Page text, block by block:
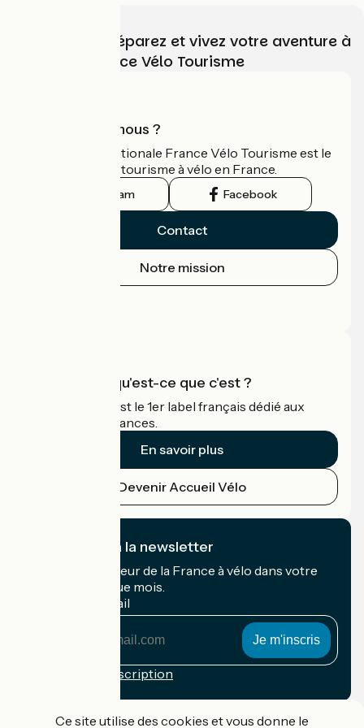
Choisissez, préparez et vivez votre aventure à
vélo avec France Vélo Tourisme
Qui sommes-nous ?
L'association nationale France Vélo Tourisme est le
guide officiel du tourisme à vélo en France.
Instagram Facebook
Contact
Notre mission
Accueil Vélo qu'est-ce que c'est ?
Accueil Vélo c'est le 1er label français dédié aux
cyclistes en vacances.
En savoir plus
Devenir Accueil Vélo
Je m'abonne à la newsletter
Recevez le meilleur de la France à vélo dans votre
boîte mail chaque mois.
Mon adresse mail
Conditions d'inscription
Ce site utilise des cookies et vous donne le